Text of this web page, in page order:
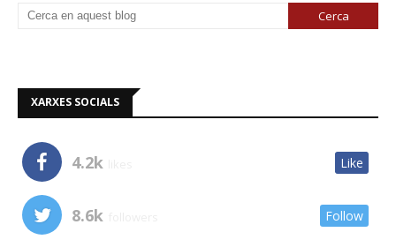
XARXES SOCIALS
4.2k Like
8.6k Follow